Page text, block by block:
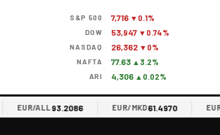
S&P 500 7,716 ▼0.1%
DOW 53,947 ▼0.74%
NASDAQ 26,362 ▼0%
NAFTA 77.63 ▲3.2%
ARI 4,306 ▲0.02%
EUR/ALL93.2086 EUR/MKD61.4970 EUR/